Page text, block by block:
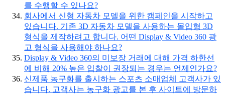
를 수행할 수 있나요?
회사에서 신형 자동차 모델을 위한 캠페인을 시작하고
있습니다. 기존 3D 자동차 모델을 사용하는 몰입형 3D
형식을 제작하려고 합니다. 어떤 Display & Video 360 광
고 형식을 사용해야 하나요?
Display & Video 360의 미보장 거래에 대해 가격 하한선
에 비해 20% 높은 입찰이 권장되는 경우는 언제인가요?
신제품 농구화를 출시하는 스포츠 소매업체 고객사가 있
습니다. 고객사는 농구화 광고를 본 후 사이트에 방문하